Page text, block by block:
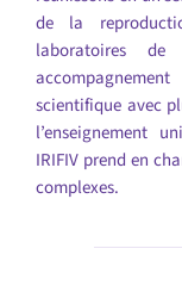
de la
laboratoires
scientifique avec
l’enseignement
IRIFIV prend en
complexes.